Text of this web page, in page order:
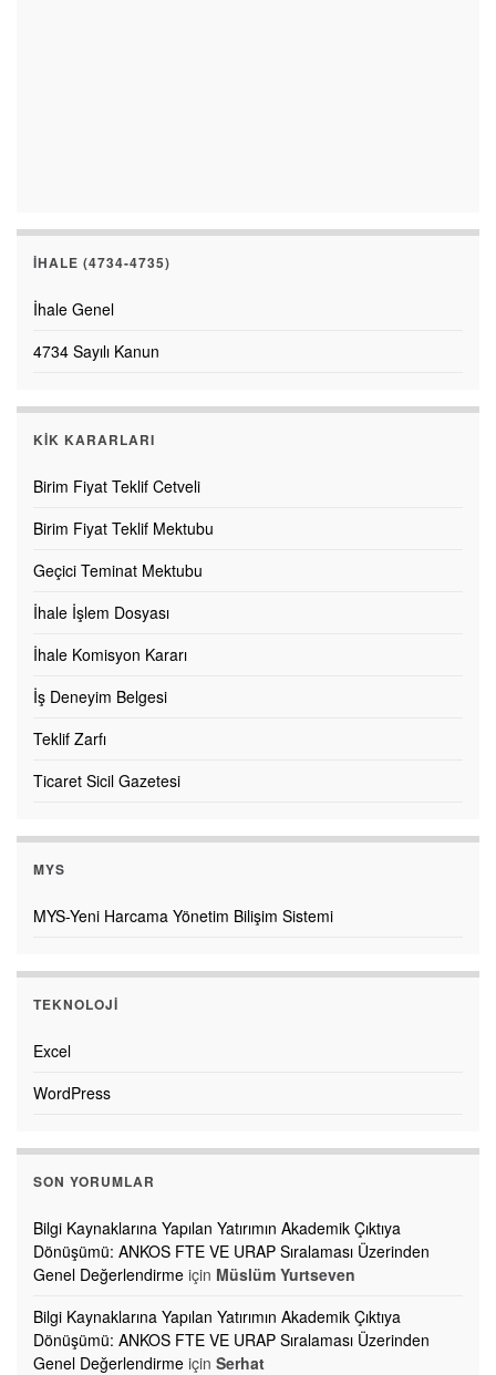
İHALE (4734-4735)
İhale Genel
4734 Sayılı Kanun
KİK KARARLARI
Birim Fiyat Teklif Cetveli
Birim Fiyat Teklif Mektubu
Geçici Teminat Mektubu
İhale İşlem Dosyası
İhale Komisyon Kararı
İş Deneyim Belgesi
Teklif Zarfı
Ticaret Sicil Gazetesi
MYS
MYS-Yeni Harcama Yönetim Bilişim Sistemi
TEKNOLOJI
Excel
WordPress
SON YORUMLAR
Bilgi Kaynaklarına Yapılan Yatırımın Akademik Çıktıya
Dönüşümü: ANKOS FTE VE URAP Sıralaması Üzerinden
Genel Değerlendirme için Müslüm Yurtseven
Bilgi Kaynaklarına Yapılan Yatırımın Akademik Çıktıya
Dönüşümü: ANKOS FTE VE URAP Sıralaması Üzerinden
Genel Değerlendirme için Serhat